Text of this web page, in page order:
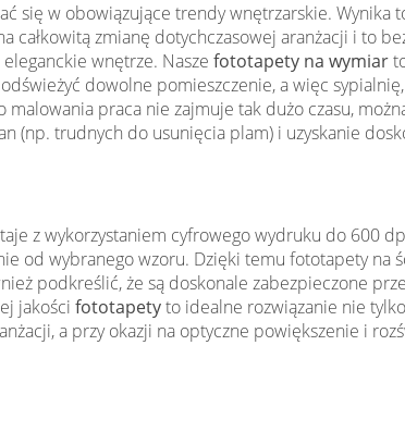
się w obowiązujące trendy wnętrzarskie. Wynika
całkowitą zmianę dotychczasowej aranżacji i to
wnętrze. Nasze fototapety na wymiar
dowolne pomieszczenie, a więc
malowania praca nie zajmuje tak dużo czasu,
(np. trudnych do usunięcia plam) i uzyskanie
z wykorzystaniem cyfrowego wydruku do 600
od wybranego wzoru. Dzięki temu fototapety na
podkreślić, że są doskonale zabezpieczone
jakości fototapetyto idealne rozwiązanie nie
a przy okazji na optyczne powiększenie i